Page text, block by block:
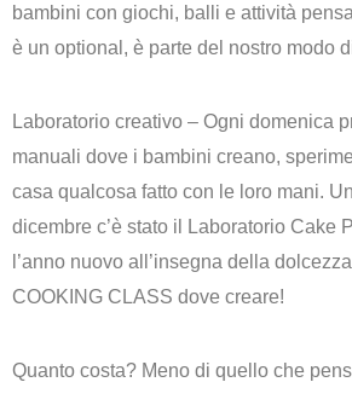
bambini con giochi, balli e attività
è un optional, è parte del nostro modo
Laboratorio creativo – Ogni domenica
manuali dove i bambini creano,
casa qualcosa fatto con le loro mani.
dicembre c’è stato il
Laboratorio Cake
l’anno nuovo all’insegna della
COOKING CLASS dove creare!
Quanto costa? Meno di quello che